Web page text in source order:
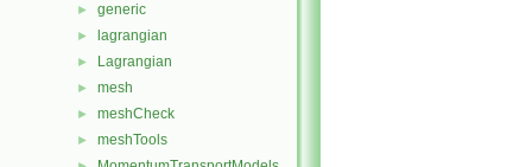
► generic
► lagrangian
► Lagrangian
► mesh
► meshCheck
► meshTools